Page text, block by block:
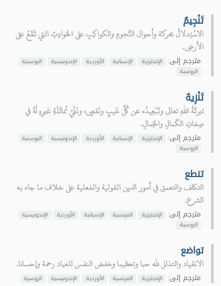
تَنْجِيمٌ
الاسْتِدلالُ بحركة وأحوال النُّجومِ والكواكِبِ على الحَوادِثِ التي تَقَعُ على
الأرضِ.
مترجم إلى: الإنجليزية الإسبانية الأوردية الإندونيسية
البوسنية
الروسية
تَنْزِيهٌ
تبرئَةُ اللهِ تعالى وتَبْعِيدُه عن كُلِّ عَيبٍ ونَقصٍ، ونَفْيُ مُماثَلَةِ غيرِهِ لَهُ في
صِفاتِ الكَمالِ والجَمالِ.
مترجم إلى: الإنجليزية الإسبانية الأوردية الإندونيسية
البوسنية
الروسية
تنطع
التكلف والتعمق في أمور الدين القولية والفعلية على خلاف ما جاء به
الشرع.
مترجم إلى: الإنجليزية الفرنسية الإسبانية الأوردية
الإندونيسية
الروسية
تواضع
الانقياد والتذلل لله حبا وتعظيما وخفض النفس للعباد رحمة وإحسانا.
مترجم إلى: الإنجليزية الفرنسية الأوردية الإندونيسية الروسية